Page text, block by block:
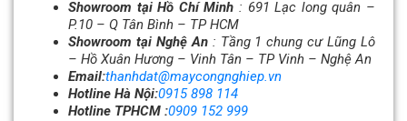
Showroom tại Hồ Chí Minh : 691 Lạc long quân –
P.10 – Q Tân Bình – TP HCM
Showroom tại Nghệ An: Tầng 1 chung cư Lũng Lô
– Hồ Xuân Hương – Vinh Tân – TP Vinh – Nghệ An
Email:thanhdat@maycongnghiep.vn
Hotline Hà Nội:0915 898 114
Hotline TPHCM :0909 152 999